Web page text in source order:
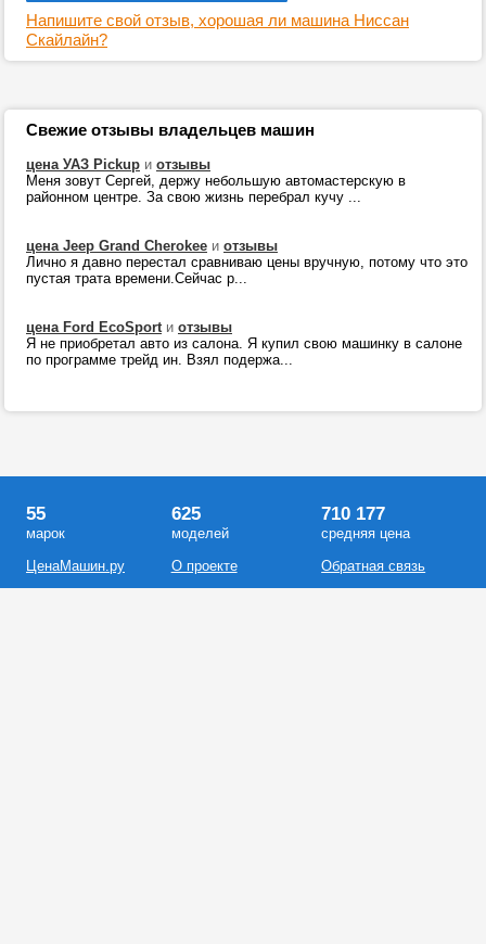
Напишите свой отзыв, хорошая ли машина Ниссан
Скайлайн?
Свежие отзывы владельцев машин
цена УАЗ Pickup и отзывы
Меня зовут Сергей, держу небольшую автомастерскую в
районном центре. За свою жизнь перебрал кучу ...
цена Jeep Grand Cherokee и отзывы
Лично я давно перестал сравниваю цены вручную, потому что это
пустая трата времени.Сейчас р...
цена Ford EcoSportи отзывы
Я не приобретал авто из салона. Я купил свою машинку в салоне
по программе трейд ин. Взял подержа...
55
марок
ЦенаМашин.ру
625
моделей
О проекте
710 177
средняя цена
Обратная связь